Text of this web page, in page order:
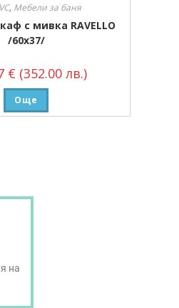
, Мебели за баня
с мивка RAVELLO
/60х37/
€ (352.00 лв.)
Още
на